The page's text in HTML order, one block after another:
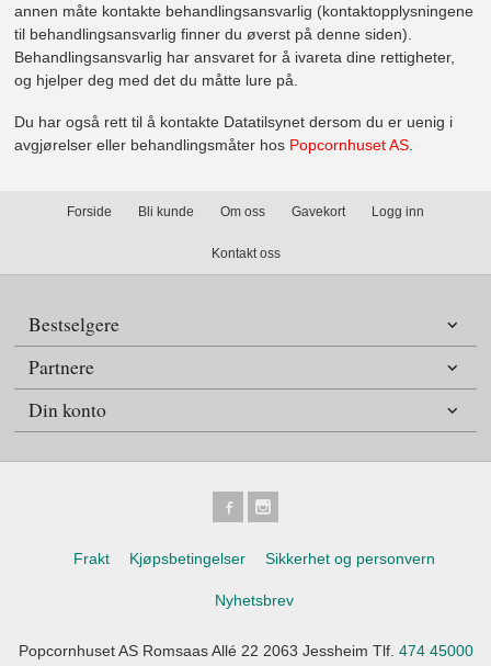
annen måte kontakte behandlingsansvarlig (kontaktopplysningene
til behandlingsansvarlig finner du øverst på denne siden).
Behandlingsansvarlig har ansvaret for å ivareta dine rettigheter,
og hjelper deg med det du måtte lure på.
Du har også rett til å kontakte Datatilsynet dersom du er uenig i
avgjørelser eller behandlingsmåter hos Popcornhuset AS
Forside Bli kunde Om oss Gavekort Logg inn
Kontakt oss
Bestselgere
Partnere
Din konto
Frakt Kjøpsbetingelser Sikkerhet og personvern
Nyhetsbrev
Popcornhuset AS Romsaas Allé 22 2063 Jessheim Tlf. 474 45000